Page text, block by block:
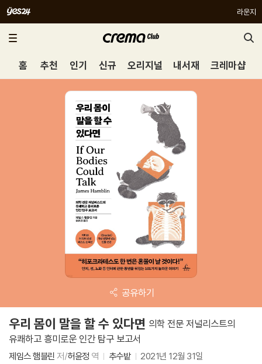
라운지
홈 추천 인기 신규 오리지널 내서재 크레마샵
공유하기
우리 몸이 말을 할 수 있다면 의학 전문 저널리스트의
유쾌하고 흥미로운 인간 탐구 보고서
제임스 햄블린 저/허윤정 역 추수밭 2021년 12월 31일